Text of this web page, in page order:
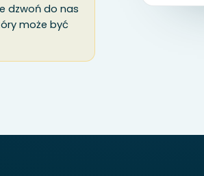
dzwoń do nas
może być